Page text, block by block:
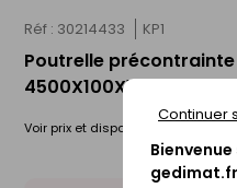
Bienvenue
gedimat.fr
Continuer
Réf : 30214433 KP1
Poutrelle précontrainte
4500X100X130mm
Voir prix et disponibilité en magasin